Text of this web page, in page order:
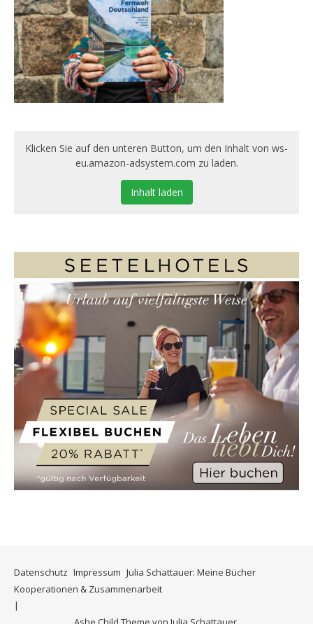
Klicken Sie auf den unteren Button, um den Inhalt von ws-
eu.amazon-adsystem.com zu laden.
Inhalt laden
Datenschutz Impressum Julia Schattauer: Meine Bücher
Kooperationen & Zusammenarbeit